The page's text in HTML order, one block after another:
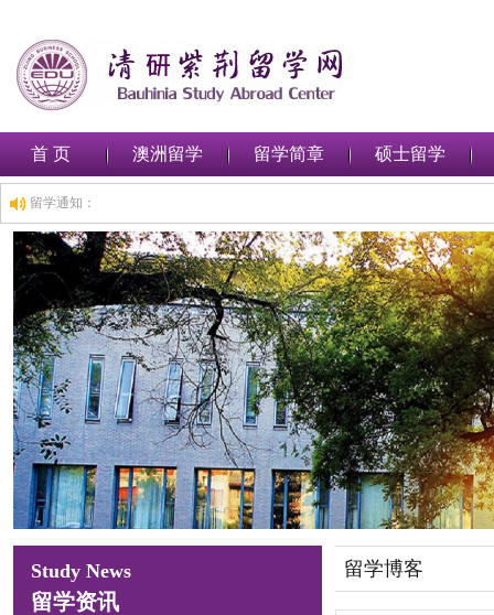
首 页 澳洲留学 留学简章 硕士留学
留学通知：
Study News
留学资讯
留学博客